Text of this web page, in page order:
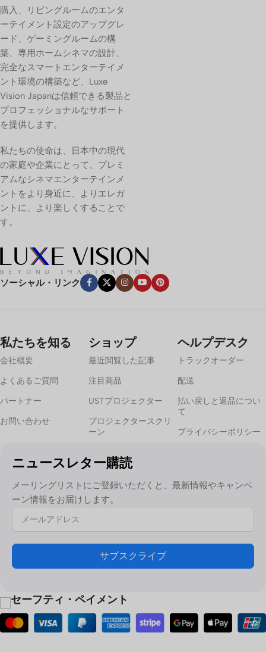
購入、リビングルームのエンタ
ーテイメント設定のアップグレ
ード、ゲーミングルームの構
築、専用ホームシネマの設計、
完全なスマートエンターテイメ
ント環境の構築など、Luxe
Vision Japanは信頼できる製品と
プロフェッショナルなサポート
を提供します。
私たちの使命は、日本中の現代
の家庭や企業にとって、プレミ
アムなシネマエンターテインメ
ントをより身近に、よりエレガ
ントに、より楽しくすることで
す。
ソーシャル・リンク
私たちを知る
会社概要
よくあるご質問
パートナー
お問い合わせ
ショップ
最近閲覧した記事
注目商品
USTプロジェクター
プロジェクタースクリ
ーン
ヘルプデスク
トラックオーダー
配送
払い戻しと返品につい
て
プライバシーポリシー
ニュースレター購読
メーリングリストにご登録いただくと、最新情報やキャンペ
ーン情報をお届けします。
サブスクライブ
セーフティ・ペイメント